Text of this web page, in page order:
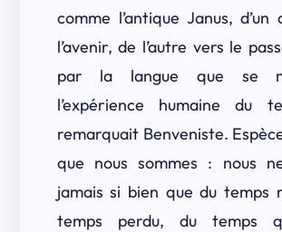
comme l’antique Janus, d’un
l’avenir, de l’autre vers le
par la langue que se
l’expérience humaine du
remarquait Benveniste.
que nous sommes : nous
jamais si bien que du temps
temps perdu, du temps